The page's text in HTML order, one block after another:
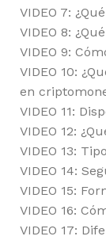
VIDEO 7:
VIDEO 8:
VIDEO 9:
VIDEO 10:
en
VIDEO 11:
VIDEO 12:
VIDEO 13:
VIDEO 14:
VIDEO 15:
VIDEO 16:
VIDEO 17: